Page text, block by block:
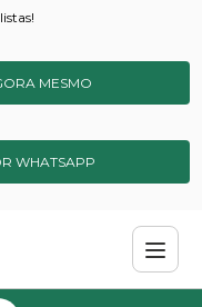
MESMO
WHATSAPP